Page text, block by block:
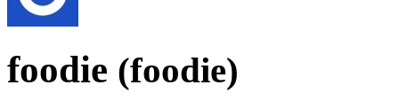
foodie (foodie)